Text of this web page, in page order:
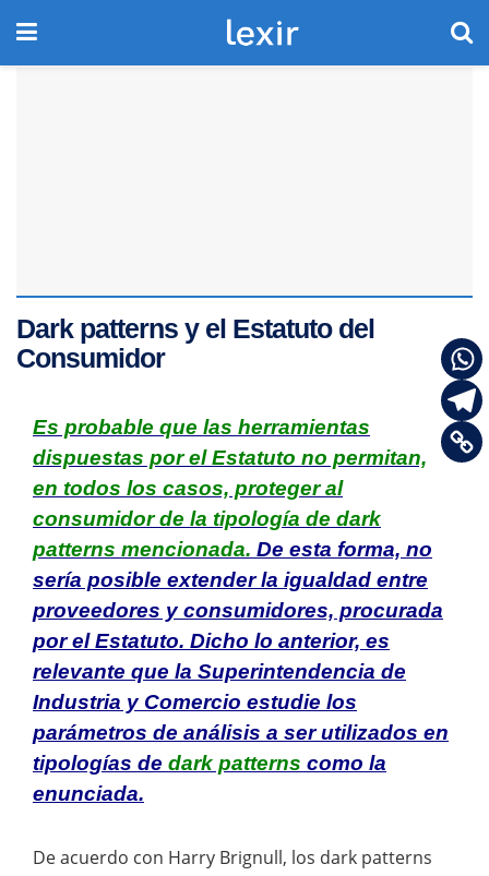
Dark patterns y el Estatuto del
Consumidor
Es probable que las herramientas
dispuestas por el Estatuto no permitan,
en todos los casos, proteger al
consumidor de la tipología de dark
patterns mencionada. De esta forma, no
sería posible extender la igualdad entre
proveedores y consumidores, procurada
por el Estatuto. Dicho lo anterior, es
relevante que la Superintendencia de
Industria y Comercio estudie los
parámetros de análisis a ser utilizados en
tipologías de dark patterns como la
enunciada.
De acuerdo con Harry Brignull, los dark patterns